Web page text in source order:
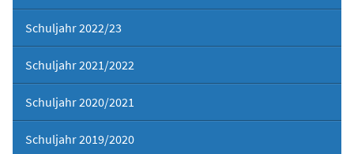
Schuljahr 2022/23
Schuljahr 2021/2022
Schuljahr 2020/2021
Schuljahr 2019/2020